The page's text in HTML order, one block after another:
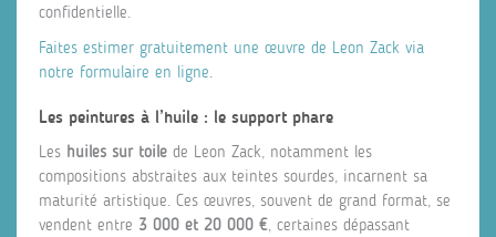
confidentielle.
Faites estimer gratuitement une œuvre de Leon Zack via
notre formulaire en ligne.
Les peintures à l’huile : le support phare
Les huiles sur toile de Leon Zack, notamment les
compositions abstraites aux teintes sourdes, incarnent sa
maturité artistique. Ces œuvres, souvent de grand format, se
vendent entre 3 000 et 20 000 €, certaines dépassant